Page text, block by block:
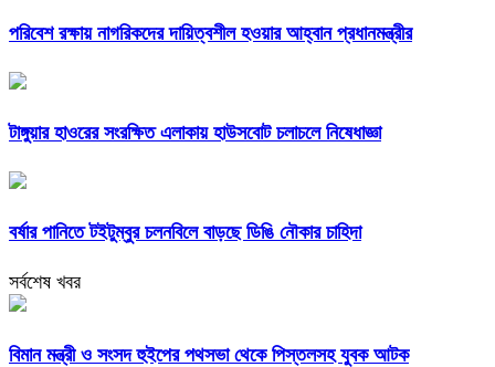
পরিবেশ রক্ষায় নাগরিকদের দায়িত্বশীল হওয়ার আহ্বান প্রধানমন্ত্রীর
টাঙ্গুয়ার হাওরের সংরক্ষিত এলাকায় হাউসবোট চলাচলে নিষেধাজ্ঞা
বর্ষার পানিতে টইটুম্বুর চলনবিলে বাড়ছে ডিঙি নৌকার চাহিদা
সর্বশেষ খবর
বিমান মন্ত্রী ও সংসদ হুইপের পথসভা থেকে পিস্তলসহ যুবক আটক